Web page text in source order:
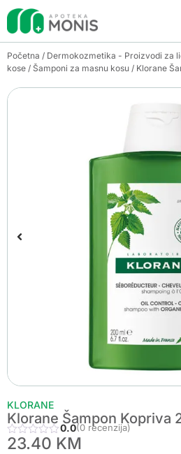
Početna / Dermokozmetika - Proizvodi za
kose / Šamponi za masnu kosu / Klorane
KLORANE
Klorane Šampon Kopriva
0.0(0 recenzija)
23.40 KM